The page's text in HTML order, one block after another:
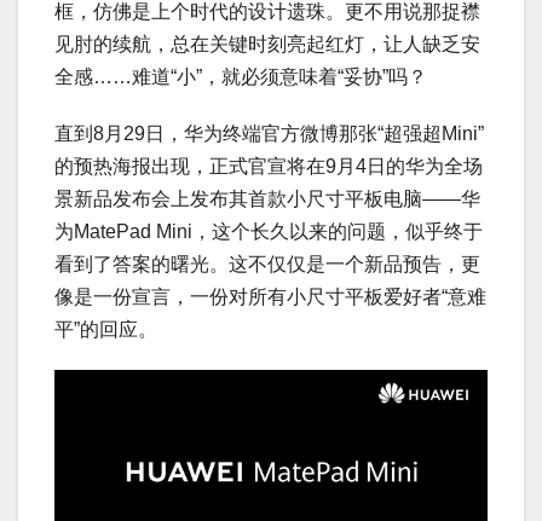
框，仿佛是上个时代的设计遗珠。更不用说那捉襟
见肘的续航，总在关键时刻亮起红灯，让人缺乏安
全感……难道“小”，就必须意味着“妥协”吗？
直到8月29日，华为终端官方微博那张“超强超Mini”
的预热海报出现，正式官宣将在9月4日的华为全场
景新品发布会上发布其首款小尺寸平板电脑——华
为MatePad Mini，这个长久以来的问题，似乎终于
看到了答案的曙光。这不仅仅是一个新品预告，更
像是一份宣言，一份对所有小尺寸平板爱好者“意难
平”的回应。